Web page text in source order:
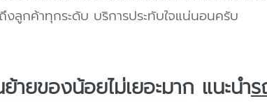
ถึงลูกค้าทุกระดับ บริการประทับใจแน่นอนครับ
ายของน้อยไม่เยอะมาก แนะนำร